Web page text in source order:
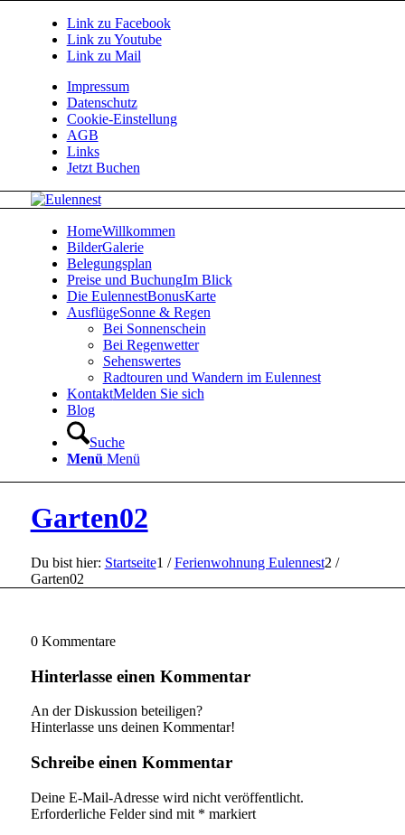
Link zu Facebook
Link zu Youtube
Link zu Mail
Impressum
Datenschutz
Cookie-Einstellung
AGB
Links
Jetzt Buchen
HomeWillkommen
BilderGalerie
Belegungsplan
Preise und BuchungIm Blick
Die EulennestBonusKarte
AusflügeSonne & Regen
Bei Sonnenschein
Bei Regenwetter
Sehenswertes
Radtouren und Wandern im Eulennest
KontaktMelden Sie sich
Blog
Suche
Menü Menü
Garten02
Du bist hier: Startseite1 / Ferienwohnung Eulennest2 /
Garten02
0 Kommentare
Hinterlasse einen Kommentar
An der Diskussion beteiligen?
Hinterlasse uns deinen Kommentar!
Schreibe einen Kommentar
Deine E-Mail-Adresse wird nicht veröffentlicht.
Erforderliche Felder sind mit * markiert